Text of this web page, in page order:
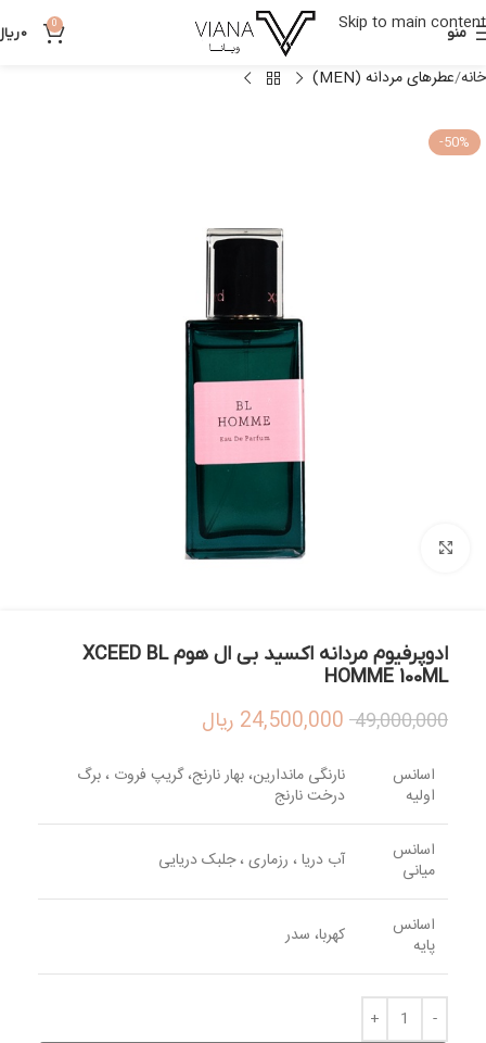
Skip to main content
منو 0
0
خانه عطرهای مردانه (MEN)
-50%
ادوپرفیوم مردانه اکسید بی ال هوم XCEED BL
HOMME 100ML
49,000,000
24,500,000 ریال
اسانس
اولیه
نارنگی ماندارین، بهار نارنج، گریپ فروت ، برگ
درخت نارنج
اسانس
میانی آب دریا ، رزماری ، جلبک دریایی
اسانس
پایه کهربا، سدر